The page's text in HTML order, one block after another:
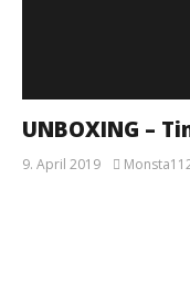
UNBOXING –
9. April 2019